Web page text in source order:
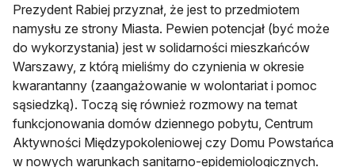
Prezydent Rabiej przyznał, że jest to przedmiotem
namysłu ze strony Miasta. Pewien potencjał (być może
do wykorzystania) jest w solidarności mieszkańców
Warszawy, z którą mieliśmy do czynienia w okresie
kwarantanny (zaangażowanie w wolontariat i pomoc
sąsiedzką). Toczą się również rozmowy na temat
funkcjonowania domów dziennego pobytu, Centrum
Aktywności Międzypokoleniowej czy Domu Powstańca
w nowych warunkach sanitarno-epidemiologicznych.